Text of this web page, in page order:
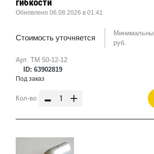
Арт. ТМ 50-12-12
ID: 63902819
гибкости
Обновлено 06.08.2026 в 01:41
Стоимость уточняется
руб.
Под заказ
Кол-во - +